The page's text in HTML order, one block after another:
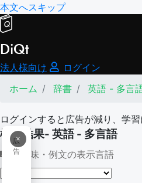
本文へスキップ
DiQt
法人様向け
ログイン
ホーム
辞書 英語 - 多言
ログインすると広告が減り、学習
×
広
告
検索結果- 英語 - 多言語
意味・例文の表示言語